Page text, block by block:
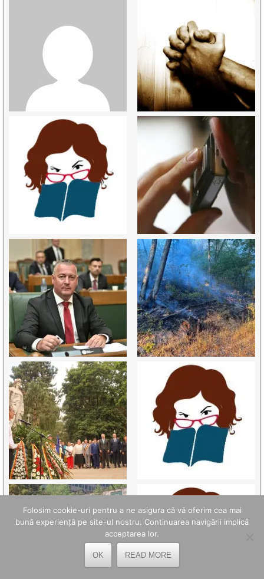
Folosim cookie-uri pentru a ne asigura că vă oferim cea mai
bună experiență pe site-ul nostru. Continuarea navigării implică
acceptarea lor.
OK READ MORE